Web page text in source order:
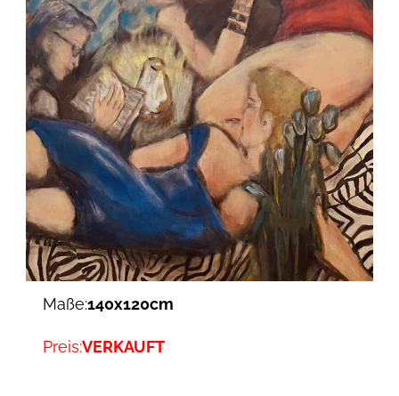
Maße:140x120cm
Preis:VERKAUFT